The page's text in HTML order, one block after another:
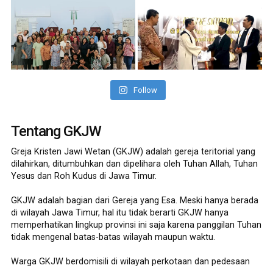
Follow
Tentang GKJW
Greja Kristen Jawi Wetan (GKJW) adalah gereja teritorial yang
dilahirkan, ditumbuhkan dan dipelihara oleh Tuhan Allah, Tuhan
Yesus dan Roh Kudus di Jawa Timur.
GKJW adalah bagian dari Gereja yang Esa. Meski hanya berada
di wilayah Jawa Timur, hal itu tidak berarti GKJW hanya
memperhatikan lingkup provinsi ini saja karena panggilan Tuhan
tidak mengenal batas-batas wilayah maupun waktu.
Warga GKJW berdomisili di wilayah perkotaan dan pedesaan